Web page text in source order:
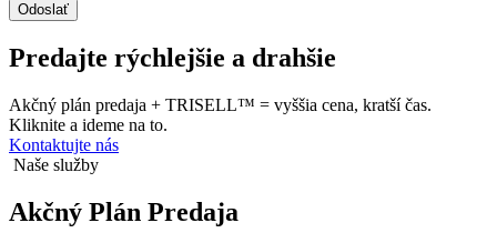
Odoslať
Predajte rýchlejšie a drahšie
Akčný plán predaja + TRISELL™ = vyššia cena, kratší čas.
Kliknite a ideme na to.
Kontaktujte nás
Naše služby
Akčný Plán Predaja